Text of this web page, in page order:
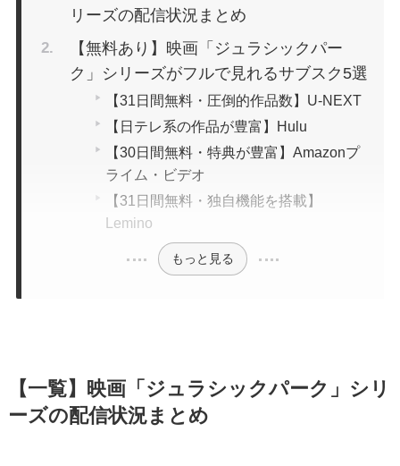
リーズの配信状況まとめ
【無料あり】映画「ジュラシックパー
ク」シリーズがフルで見れるサブスク5選
【31日間無料・圧倒的作品数】U-NEXT
【日テレ系の作品が豊富】Hulu
【30日間無料・特典が豊富】Amazonプ
ライム・ビデオ
【31日間無料・独自機能を搭載】
Lemino
もっと見る
【一覧】映画「ジュラシックパーク」シリ
ーズの配信状況まとめ